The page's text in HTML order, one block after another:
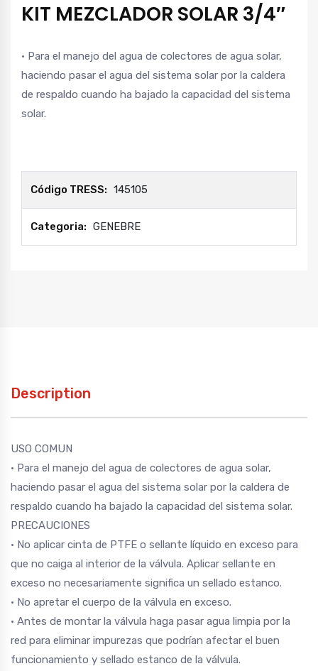
KIT MEZCLADOR SOLAR 3/4″
• Para el manejo del agua de colectores de agua solar,
haciendo pasar el agua del sistema solar por la caldera
de respaldo cuando ha bajado la capacidad del sistema
solar.
Código TRESS: 145105
Categoria: GENEBRE
Description
USO COMUN
• Para el manejo del agua de colectores de agua solar,
haciendo pasar el agua del sistema solar por la caldera de
respaldo cuando ha bajado la capacidad del sistema solar.
PRECAUCIONES
• No aplicar cinta de PTFE o sellante líquido en exceso para
que no caiga al interior de la válvula. Aplicar sellante en
exceso no necesariamente significa un sellado estanco.
• No apretar el cuerpo de la válvula en exceso.
• Antes de montar la válvula haga pasar agua limpia por la
red para eliminar impurezas que podrían afectar el buen
funcionamiento y sellado estanco de la válvula.